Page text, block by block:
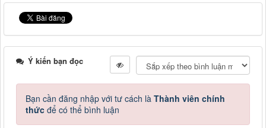
Ý kiến bạn đọc
Bạn cần đăng nhập với tư cách là Thành viên chính
thức để có thể bình luận